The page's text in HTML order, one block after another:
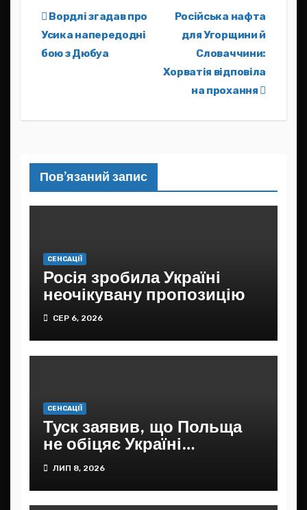
Навігація
записів
Російська нафта
для Угорщини й
Словаччини:
Хорватія відповіла
на прохання
Вордлі згадав про
Усика напередодні
бою з Дюбуа
Пов’язаний запис
СЕНСАЦІЇ
Росія зробила Україні
неочікувану пропозицію
СЕР 6, 2026
СЕНСАЦІЇ
Туск заявив, що Польща
не обіцяє Україні
подальшої фінансової
допомоги
ЛИП 8, 2026